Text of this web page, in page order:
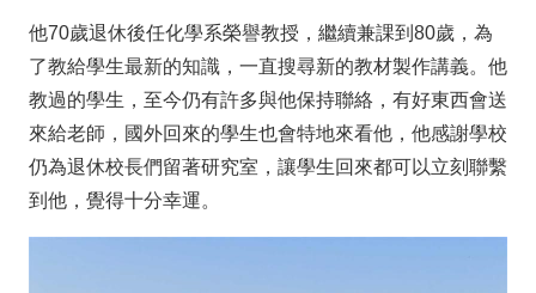
他70歲退休後任化學系榮譽教授，繼續兼課到80歲，為
了教給學生最新的知識，一直搜尋新的教材製作講義。他
教過的學生，至今仍有許多與他保持聯絡，有好東西會送
來給老師，國外回來的學生也會特地來看他，他感謝學校
仍為退休校長們留著研究室，讓學生回來都可以立刻聯繫
到他，覺得十分幸運。